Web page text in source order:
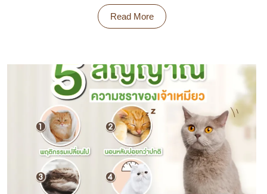
Read More